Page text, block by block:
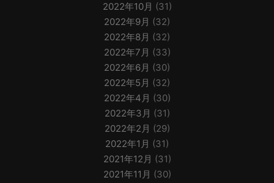
2022年10月 (31)
2022年9月 (32)
2022年8月 (32)
2022年7月 (33)
2022年6月 (30)
2022年5月 (32)
2022年4月 (30)
2022年3月 (31)
2022年2月 (29)
2022年1月 (31)
2021年12月 (31)
2021年11月 (30)